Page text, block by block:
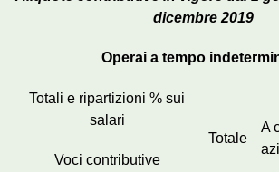
dicembre 2019
Operai a tempo
Totali e ripartizioni % sui
salari
Voci contributive
Totale
A